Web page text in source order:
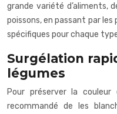
grande variété d’aliments,
poissons, en passant par les
spécifiques pour chaque
Surgélation
légumes
Pour préserver la
recommandé de les